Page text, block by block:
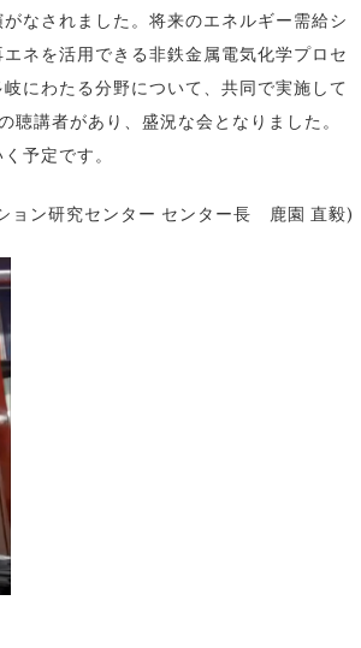
なされました。将来のエネルギー需給シ
ネを活用できる非鉄金属電気化学プロセ
にわたる分野について、共同で実施して
講者があり、盛況な会となりました。
予定です。
ョン研究センター センター長 鹿園 直毅)